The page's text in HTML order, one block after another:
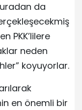
da
PKK’lilere
neden
koyuyorlar.
en önemli bir